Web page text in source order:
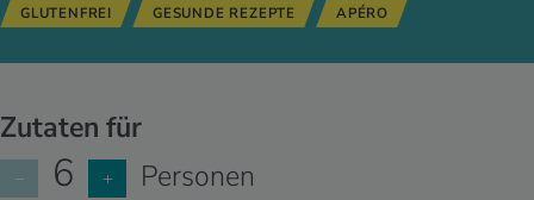
GLUTENFREI GESUNDE REZEPTE APÉRO
Zutaten für
− 6 + Personen